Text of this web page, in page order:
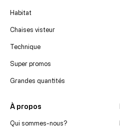
Habitat
Chaises visteur
Technique
Super promos
Grandes quantités
À propos
Qui sommes-nous?